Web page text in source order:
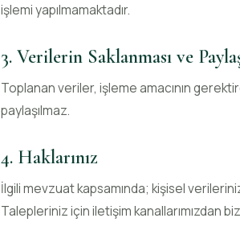
işlemi yapılmamaktadır.
3. Verilerin Saklanması ve
Toplanan veriler, işleme amacının
paylaşılmaz.
4. Haklarınız
İlgili mevzuat kapsamında; kişisel
Talepleriniz için iletişim kanallarımızdan